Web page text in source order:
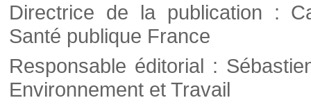
Directrice de la publication :
Santé publique France
Responsable éditorial :
Environnement et Travail